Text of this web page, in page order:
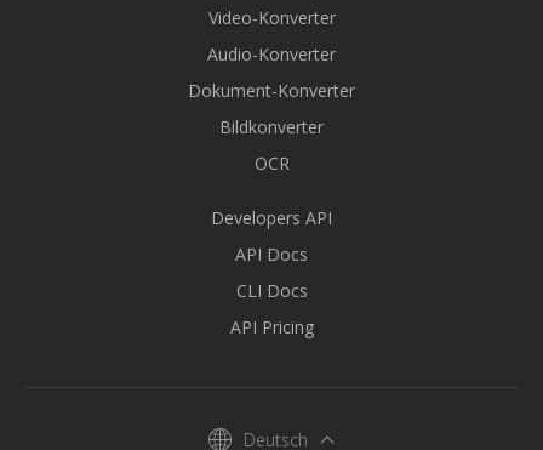
Video-Konverter
Audio-Konverter
Dokument-Konverter
Bildkonverter
OCR
Developers API
API Docs
CLI Docs
API Pricing
Deutsch